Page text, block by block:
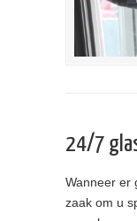
24/7
Wanneer er
zaak om u